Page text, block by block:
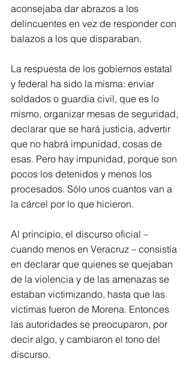
aconsejaba dar abrazos a los
delincuentes en vez de responder con
balazos a los que disparaban.
La respuesta de los gobiernos estatal
y federal ha sido la misma: enviar
soldados o guardia civil, que es lo
mismo, organizar mesas de seguridad,
declarar que se hará justicia, advertir
que no habrá impunidad, cosas de
esas. Pero hay impunidad, porque son
pocos los detenidos y menos los
procesados. Sólo unos cuantos van a
la cárcel por lo que hicieron.
Al principio, el discurso oficial –
cuando menos en Veracruz – consistía
en declarar que quienes se quejaban
de la violencia y de las amenazas se
estaban victimizando, hasta que las
víctimas fueron de Morena. Entonces
las autoridades se preocuparon, por
decir algo, y cambiaron el tono del
discurso.